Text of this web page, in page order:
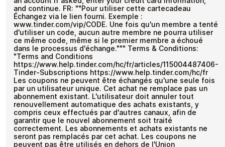
and continue. FR: ""Pour utiliser cette cartecadeau
Échangez via le lien fourni. Exemple :
www.tinder.com/vip/CODE. Une fois qu'un membre a tenté
d'utiliser un code, aucun autre membre ne pourra utiliser
ce même code, même si le premier membre a échoué
dans le processus d'échange.""" Terms & Conditions:
"Terms and Conditions
https://www.help.tinder.com/hc/fr/articles/115004487406-
Tinder-Subscriptions https://www.help.tinder.com/hc/fr
Les coupons ne peuvent être échangés qu'une seule fois
par un utilisateur unique. Cet achat ne remplace pas un
abonnement existant. L'utilisateur doit annuler tout
renouvellement automatique des achats existants, y
compris ceux effectués par d'autres canaux, afin de
garantir que le nouvel abonnement soit traité
correctement. Les abonnements et achats existants ne
seront pas remplacés par cet achat. Les coupons ne
peuvent pas être utilisés en dehors de l'Union